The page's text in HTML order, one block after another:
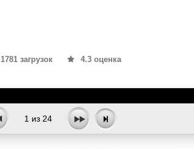
1781 загрузок 4.3 оценка
1 из 24